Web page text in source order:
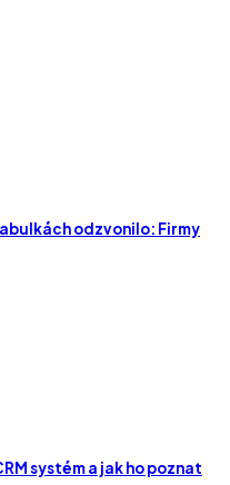
odzvonilo: Firmy
systém a jak ho poznat